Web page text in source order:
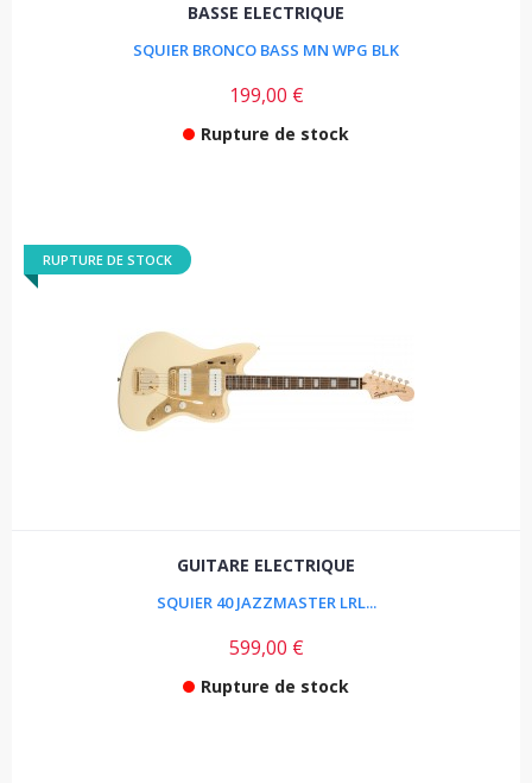
BASSE ELECTRIQUE
SQUIER BRONCO BASS MN WPG BLK
199,00 €
Rupture de stock
RUPTURE DE STOCK
GUITARE ELECTRIQUE
SQUIER 40 JAZZMASTER LRL...
599,00 €
Rupture de stock